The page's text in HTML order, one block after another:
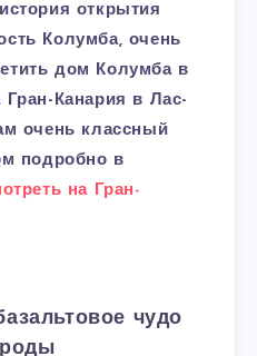
открытия
Колумба, очень
дом Колумба в
Гран-Канария в Лас-
очень классный
подробно в
на Гран-
чудо